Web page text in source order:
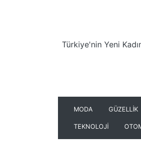
Türkiye'nin Yeni
MODA GÜZELLİK
TEKNOLOJİ